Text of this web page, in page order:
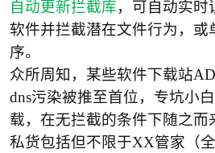
爱
自动更新拦截库，可自动实时
软件并拦截潜在文件行为，或
序。
众所周知， 某些软件下载站
dns污染被推至首位 ，专坑小
载，在无拦截的条件下随之而
私货包括但不限于XX管家（